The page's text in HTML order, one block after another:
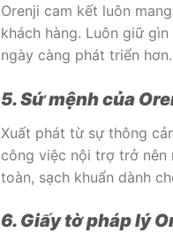
Orenji cam kết luôn
khách hàng. Luôn giữ
ngày càng phát triển hơn.
5. Sứ mệnh của
Xuất phát từ sự thông
công việc nội trợ trở nên
toàn, sạch khuẩn dành
6. Giấy tờ pháp lý